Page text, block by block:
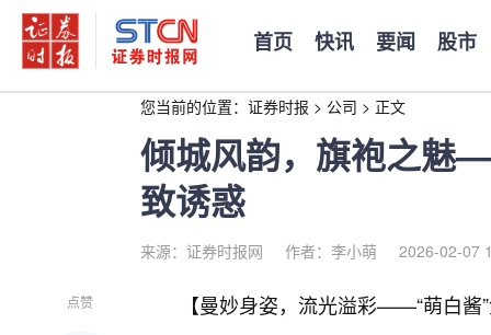
首页 快讯 要闻 股市
您当前的位置： 证券时报 > 公司 > 正文
倾城风韵，旗袍之魅
致诱惑
来源：证券时报网 作者：李小萌 2026-02-07
点赞 【曼妙身姿，流光溢彩——“萌白酱